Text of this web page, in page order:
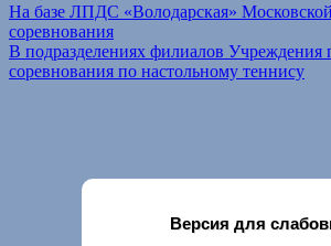
На базе ЛПДС «Володарская» Московской
соревнования
В подразделениях филиалов Учреждения
соревнования по настольному теннису
Версия для